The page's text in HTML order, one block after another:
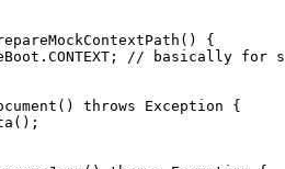
{
CONTEXT ; // basically for
throws Exception {